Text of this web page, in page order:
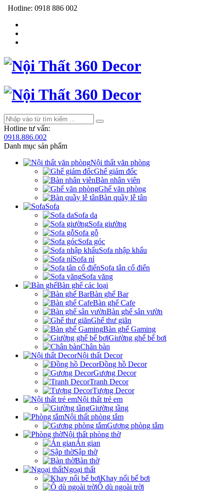
Hotline: 0918 886 002
Hotline tư vấn:
0918.886.002
Danh mục sản phẩm
Nội thất văn phòng
Ghế giám đốc
Bàn nhân viên
Ghế văn phòng
Bàn quầy lễ tân
Sofa
Sofa da
Sofa giường
Sofa gỗ
Sofa góc
Sofa nhập khẩu
Sofa nỉ
Sofa tân cổ điển
Sofa văng
Bàn ghế các loại
Bàn ghế Bar
Bàn ghế Cafe
Bàn ghế sân vườn
Ghế thư giãn
Bàn ghế Gaming
Giường ghế bể bơi
Chân bàn
Nội thất Decor
Đồng hồ Decor
Gương Decor
Tranh Decor
Tượng Decor
Nội thất trẻ em
Giường tầng
Nội thất phòng tắm
Gương phòng tắm
Nội thất phòng thờ
Án gian
Sập thờ
Bàn thờ
Ngoại thất
Khay nổi bể bơi
Ô dù ngoài trời